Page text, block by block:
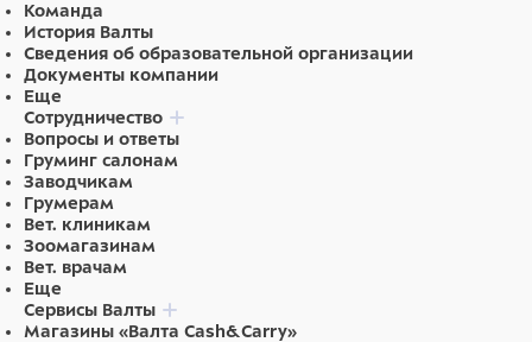
Команда
История Валты
Сведения об образовательной организации
Документы компании
Еще
Сотрудничество
Вопросы и ответы
Груминг салонам
Заводчикам
Грумерам
Вет. клиникам
Зоомагазинам
Вет. врачам
Еще
Сервисы Валты
Магазины «Валта Cash&Carry»